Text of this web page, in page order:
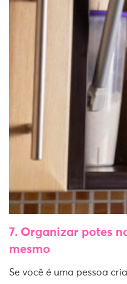
7. Organizar potes
mesmo
Se você é uma pessoa